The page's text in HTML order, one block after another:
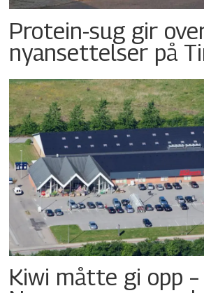
Protein-sug gir
nyansettelser på
Kiwi måtte gi opp